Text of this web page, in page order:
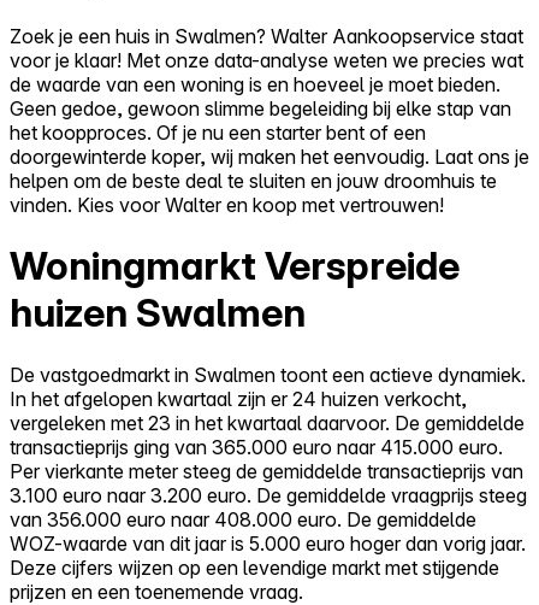
Zoek je een huis in Swalmen? Walter Aankoopservice staat
voor je klaar! Met onze data-analyse weten we precies wat
de waarde van een woning is en hoeveel je moet bieden.
Geen gedoe, gewoon slimme begeleiding bij elke stap van
het koopproces. Of je nu een starter bent of een
doorgewinterde koper, wij maken het eenvoudig. Laat ons je
helpen om de beste deal te sluiten en jouw droomhuis te
vinden. Kies voor Walter en koop met vertrouwen!
Woningmarkt Verspreide
huizen Swalmen
De vastgoedmarkt in Swalmen toont een actieve dynamiek.
In het afgelopen kwartaal zijn er 24 huizen verkocht,
vergeleken met 23 in het kwartaal daarvoor. De gemiddelde
transactieprijs ging van 365.000 euro naar 415.000 euro.
Per vierkante meter steeg de gemiddelde transactieprijs van
3.100 euro naar 3.200 euro. De gemiddelde vraagprijs steeg
van 356.000 euro naar 408.000 euro. De gemiddelde
WOZ-waarde van dit jaar is 5.000 euro hoger dan vorig jaar.
Deze cijfers wijzen op een levendige markt met stijgende
prijzen en een toenemende vraag.